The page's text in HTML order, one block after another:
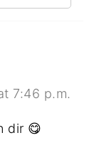
7:46 p.m.
dir 😋